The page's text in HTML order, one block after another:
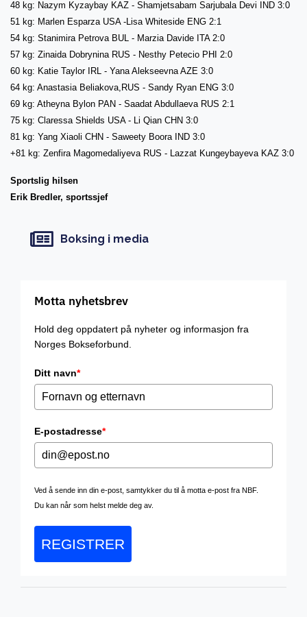
48 kg: Nazym Kyzaybay KAZ - Shamjetsabam Sarjubala Devi IND 3:0
51 kg: Marlen Esparza USA -Lisa Whiteside ENG 2:1
54 kg: Stanimira Petrova BUL - Marzia Davide ITA 2:0
57 kg: Zinaida Dobrynina RUS - Nesthy Petecio PHI 2:0
60 kg: Katie Taylor IRL - Yana Alekseevna AZE 3:0
64 kg: Anastasia Beliakova,RUS - Sandy Ryan ENG 3:0
69 kg: Atheyna Bylon PAN - Saadat Abdullaeva RUS 2:1
75 kg: Claressa Shields USA - Li Qian CHN 3:0
81 kg: Yang Xiaoli CHN - Saweety Boora IND 3:0
+81 kg: Zenfira Magomedaliyeva RUS - Lazzat Kungeybayeva KAZ 3:0
Sportslig hilsen
Erik Bredler, sportssjef
Boksing i media
Motta nyhetsbrev
Hold deg oppdatert på nyheter og informasjon fra
Norges Bokseforbund.
Ditt navn*
E-postadresse*
Ved å sende inn din e-post, samtykker du til å motta e-post fra NBF.
Du kan når som helst melde deg av.
REGISTRER